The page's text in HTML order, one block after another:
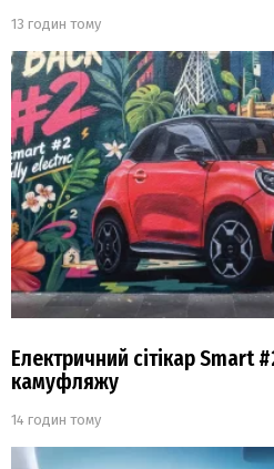
13 годин тому
Електричний сітікар Smart
камуфляжу
14 годин тому